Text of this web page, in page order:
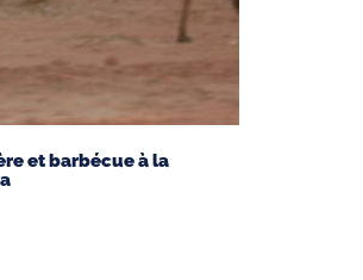
et barbécue à la